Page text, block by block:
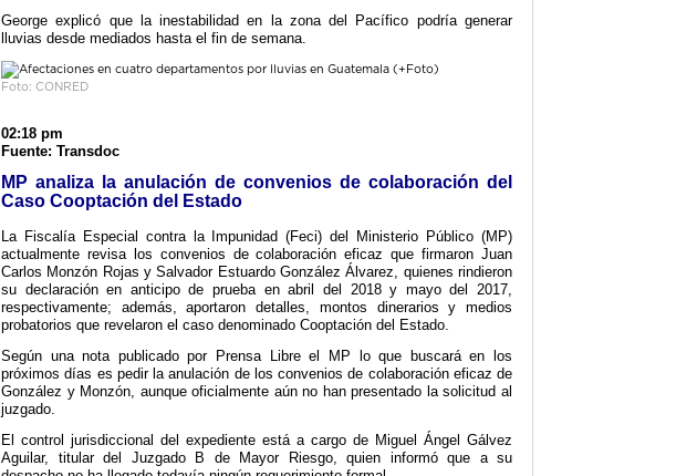
George explicó que la inestabilidad en la zona del Pacífico podría generar
lluvias desde mediados hasta el fin de semana.
Foto: CONRED
02:18 pm
Fuente: Transdoc
MP analiza la anulación de convenios de colaboración del
Caso Cooptación del Estado
La Fiscalía Especial contra la Impunidad (Feci) del Ministerio Público (MP)
actualmente revisa los convenios de colaboración eficaz que firmaron Juan
Carlos Monzón Rojas y Salvador Estuardo González Álvarez, quienes rindieron
su declaración en anticipo de prueba en abril del 2018 y mayo del 2017,
respectivamente; además, aportaron detalles, montos dinerarios y medios
probatorios que revelaron el caso denominado Cooptación del Estado.
Según una nota publicado por Prensa Libre el MP lo que buscará en los
próximos días es pedir la anulación de los convenios de colaboración eficaz de
González y Monzón, aunque oficialmente aún no han presentado la solicitud al
juzgado.
El control jurisdiccional del expediente está a cargo de Miguel Ángel Gálvez
Aguilar, titular del Juzgado B de Mayor Riesgo, quien informó que a su